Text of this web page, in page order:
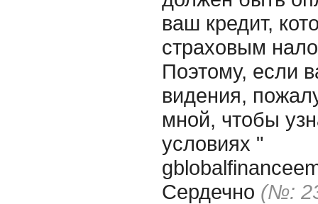
ваш кредит,
страховым
Поэтому, если
видения,
мной, чтобы
условиях "
Сердечно (№: